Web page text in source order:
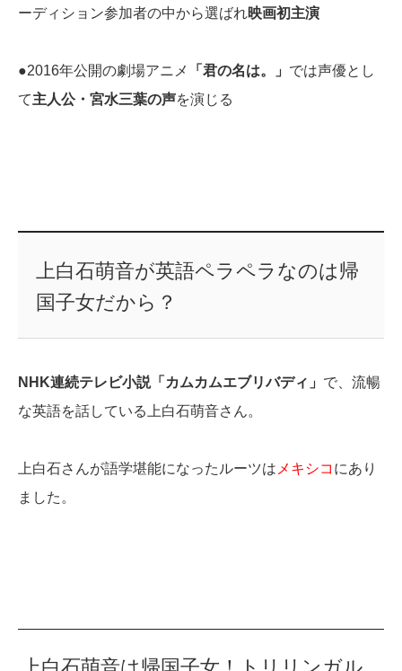
ーディション参加者の中から選ばれ映画初主演
●2016年公開の劇場アニメ 「君の名は。」 では声優とし
て主人公・宮水三葉の声を演じる
上白石萌音が英語ペラペラなのは帰
国子女だから？
NHK連続テレビ小説「カムカムエブリバディ」 で、流暢
な英語を話している上白石萌音さん。
上白石さんが語学堪能になったルーツは メキシコ にあり
ました。